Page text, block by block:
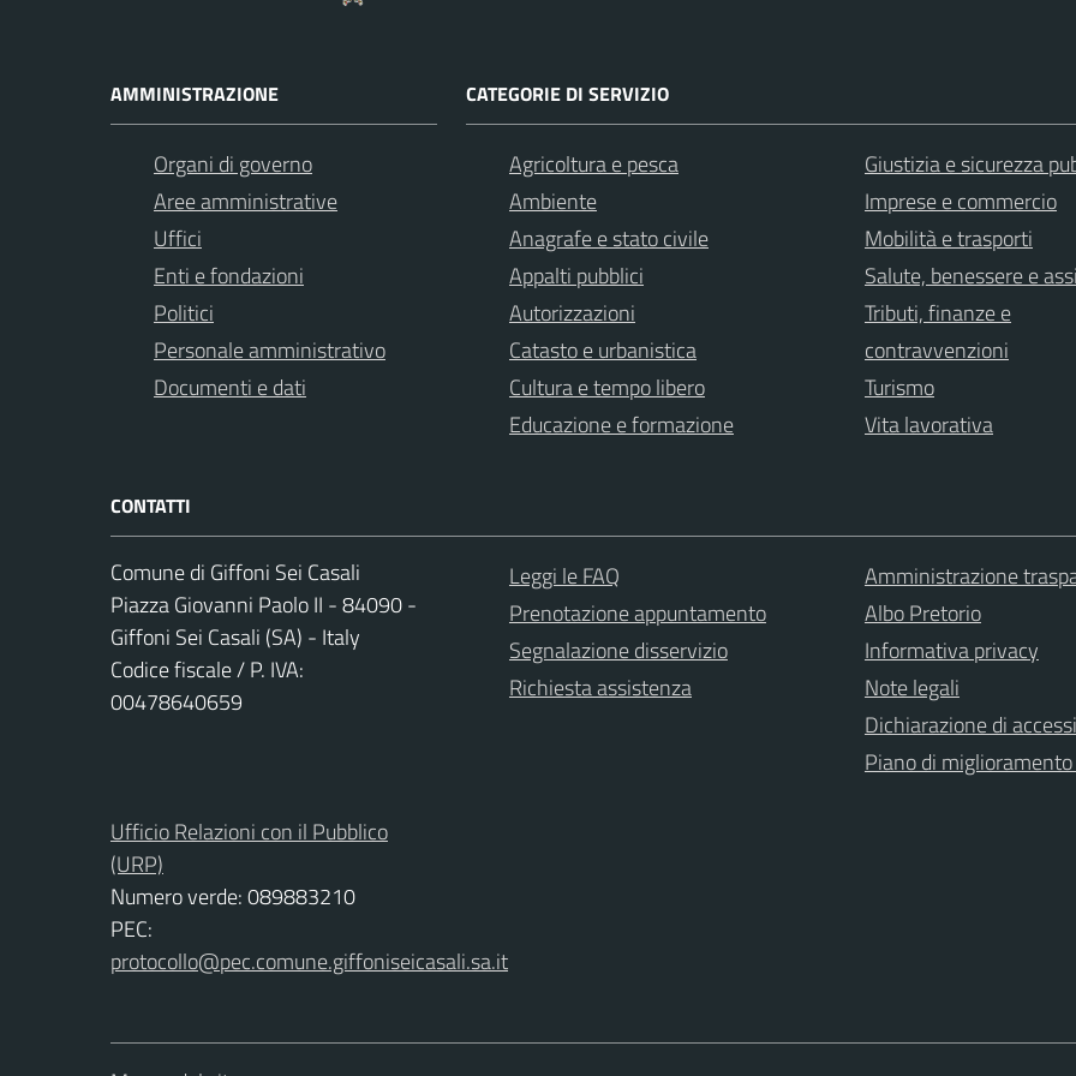
AMMINISTRAZIONE
Organi di governo
Aree amministrative
Uffici
Enti e fondazioni
Politici
Personale amministrativo
Documenti e dati
CATEGORIE DI SERVIZIO
Agricoltura e pesca
Ambiente
Anagrafe e stato civile
Appalti pubblici
Autorizzazioni
Catasto e urbanistica
Cultura e tempo libero
Educazione e formazione
Giustizia e sicurezza
Imprese e commercio
Mobilità e trasporti
Salute, benessere e
Tributi, finanze e
contravvenzioni
Turismo
Vita lavorativa
CONTATTI
Comune di Giffoni Sei Casali
Piazza Giovanni Paolo II - 84090 -
Giffoni Sei Casali (SA) - Italy
Codice fiscale / P. IVA:
00478640659
Ufficio Relazioni con il Pubblico
(URP)
Numero verde: 089883210
PEC:
protocollo@pec.comune.giffoniseicasali.sa.it
Leggi le FAQ
Prenotazione appuntamento
Segnalazione disservizio
Richiesta assistenza
Amministrazione
Albo Pretorio
Informativa privacy
Note legali
Dichiarazione di
Piano di